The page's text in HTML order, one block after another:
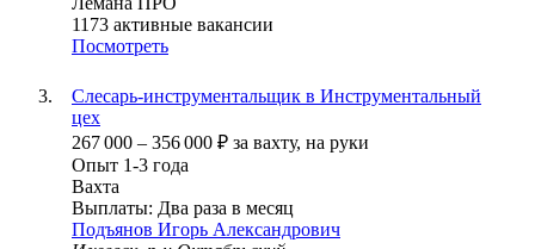
1173 активные вакансии
Посмотреть
Слесарь-инструментальщик в Инструментальный
цех
267 000 – 356 000 ₽ за вахту, на руки
Опыт 1-3 года
Вахта
Выплаты: Два раза в месяц
Подъянов Игорь Александрович